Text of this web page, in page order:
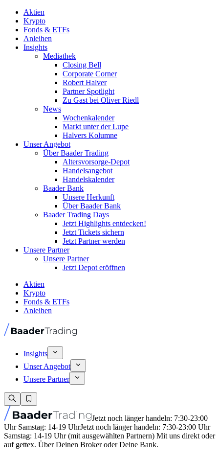
Aktien
Krypto
Fonds & ETFs
Anleihen
Insights
Mediathek
Closing Bell
Corporate Corner
Robert Halver
Partner Spotlight
Zu Gast bei Oliver Riedl
News
Wochenkalender
Markt unter der Lupe
Halvers Kolumne
Unser Angebot
Über Baader Trading
Altersvorsorge-Depot
Handelsangebot
Handelskalender
Baader Bank
Unsere Herkunft
Über Baader Bank
Baader Trading Days
Jetzt Highlights entdecken!
Jetzt Tickets sichern
Jetzt Partner werden
Unsere Partner
Unsere Partner
Jetzt Depot eröffnen
Aktien
Krypto
Fonds & ETFs
Anleihen
Insights
Unser Angebot
Unsere Partner
Jetzt noch länger handeln: 7:30-23:00
Uhr Samstag: 14-19 UhrJetzt noch länger handeln: 7:30-23:00 Uhr
Samstag: 14-19 Uhr (mit ausgewählten Partnern) Mit uns direkt oder
auf gettex. Über Deinen Broker oder Deine Bank.